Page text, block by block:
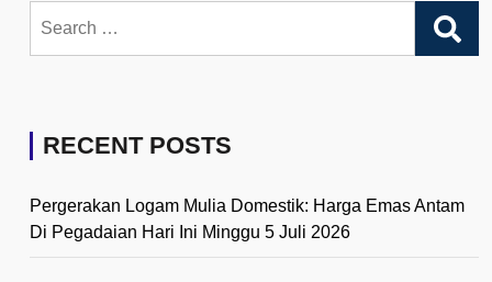
for:
RECENT POSTS
Pergerakan Logam Mulia Domestik: Harga Emas Antam
Di Pegadaian Hari Ini Minggu 5 Juli 2026